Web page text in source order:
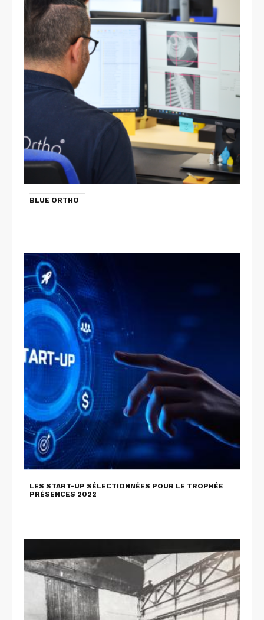
BLUE ORTHO
LES START-UP SÉLECTIONNÉES POUR LE TROPHÉE
PRÉSENCES 2022